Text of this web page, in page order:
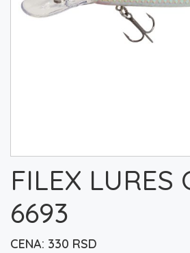
FILEX LURES
6693
330 RSD